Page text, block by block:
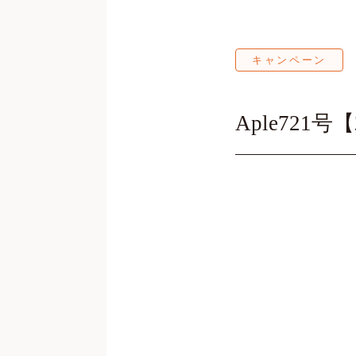
キャンペーン
Aple721号